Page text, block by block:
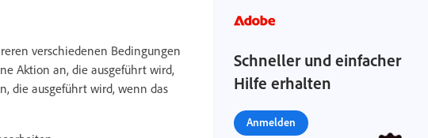
verschiedenen Bedingungen
Aktion an, die ausgeführt wird,
die ausgeführt wird, wenn das
Schneller und einfacher
Hilfe erhalten
Anmelden